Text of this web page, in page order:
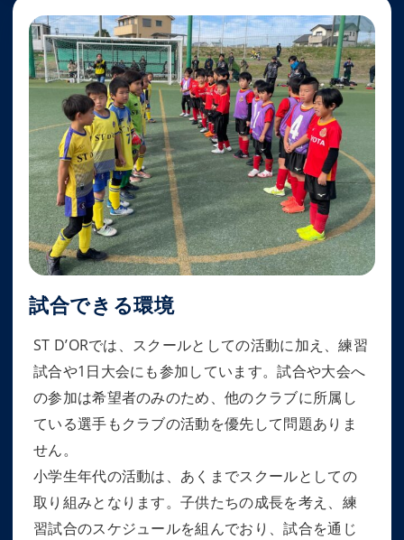
試合できる環境
ST D’ORでは、スクールとしての活動に加え、練習
試合や1日大会にも参加しています。試合や大会へ
の参加は希望者のみのため、他のクラブに所属し
ている選手もクラブの活動を優先して問題ありま
せん。
小学生年代の活動は、あくまでスクールとしての
取り組みとなります。子供たちの成長を考え、練
習試合のスケジュールを組んでおり、試合を通じ